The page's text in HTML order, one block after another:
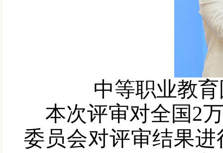
中等职业教
本次评审对全国2
委员会对评审结果